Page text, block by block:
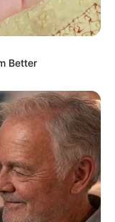
She's A
Better